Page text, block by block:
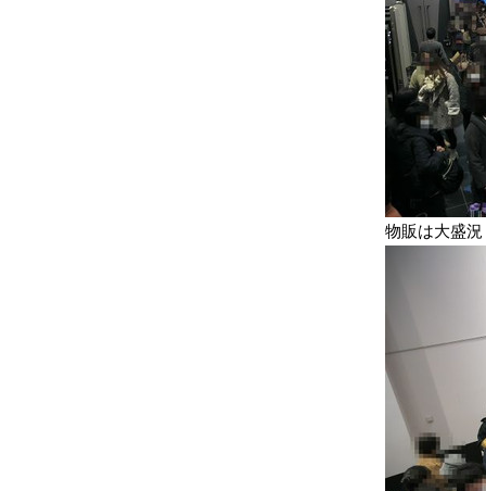
物販は大盛況